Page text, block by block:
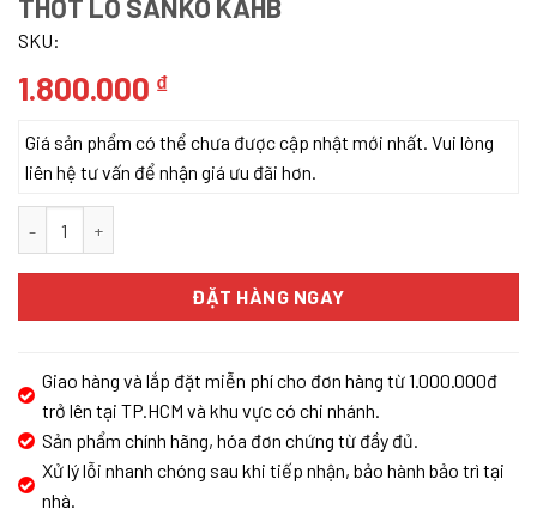
THỚT LỖ SANKO KAHB
SKU:
1.800.000 ₫
Giá sản phẩm có thể chưa được cập nhật mới nhất. Vui lòng
liên hệ tư vấn để nhận giá ưu đãi hơn.
ĐẶT HÀNG NGAY
Giao hàng và lắp đặt miễn phí cho đơn hàng từ 1.000.000đ
trở lên tại TP.HCM và khu vực có chi nhánh.
Sản phẩm chính hãng, hóa đơn chứng từ đầy đủ.
Xử lý lỗi nhanh chóng sau khi tiếp nhận, bảo hành bảo trì tại
nhà.